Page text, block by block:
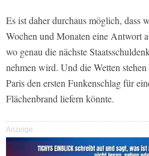
Es ist daher durchaus möglich, dass
Wochen und Monaten eine Antwort
wo genau die nächste
nehmen wird. Und die Wetten
Paris den ersten Funkenschlag für
Flächenbrand liefern könnte.
Anzeige